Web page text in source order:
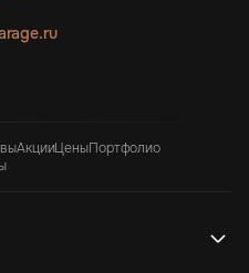
АкцииЦеныПортфолио